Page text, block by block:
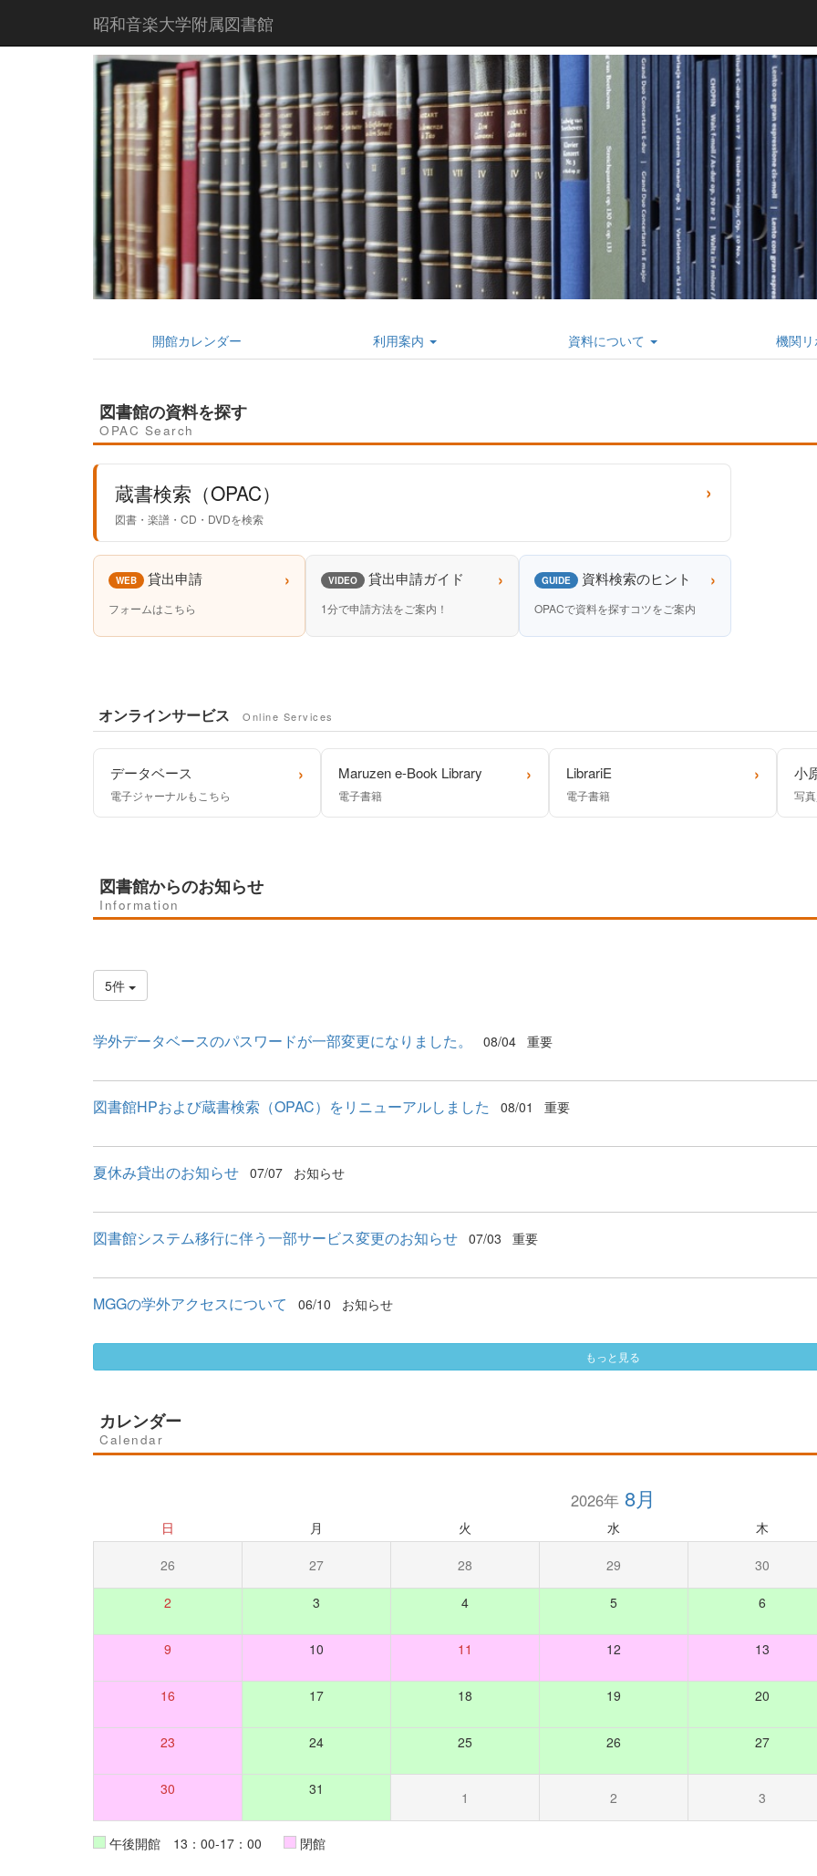
昭和音楽大学附属図書館
開館カレンダー 利用案内 資料について 機関リ
図書館の資料を探す
OPAC Search
蔵書検索（OPAC） ›
図書・楽譜・CD・DVDを検索
WEB 貸出申請 ›
フォームはこちら
VIDEO 貸出申請ガイド ›
1分で申請方法をご案内！
GUIDE 資料検索のヒント ›
OPACで資料を探すコツをご案内
オンラインサービス Online Services
データベース ›
電子ジャーナルもこちら
Maruzen e-Book Library ›
電子書籍
LibrariE ›
電子書籍
小
写
図書館からのお知らせ
Information
5件
学外データベースのパスワードが一部変更になりました。 08/04 重要
図書館HPおよび蔵書検索（OPAC）をリニューアルしました 08/01 重要
夏休み貸出のお知らせ 07/07 お知らせ
図書館システム移行に伴う一部サービス変更のお知らせ 07/03 重要
MGGの学外アクセスについて 06/10 お知らせ
もっと見る
カレンダー
Calendar
2026年8月
日 月 火 水 木
26 27 28 29 30
2 3 4 5 6
9 10 11 12 13
16 17 18 19 20
23 24 25 26 27
30 31 1 2 3
午後開館 13：00-17：00 閉館